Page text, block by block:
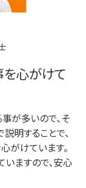
心がけて
が多いので、そ
明することで、
がけています。
ますので、安心